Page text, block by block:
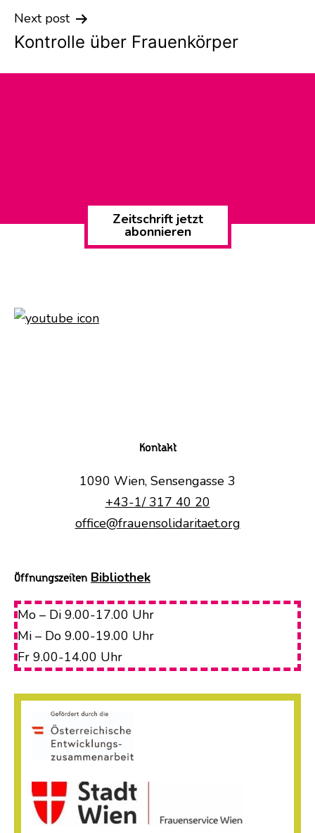
Next post
Kontrolle über Frauenkörper
Zeitschrift jetzt
abonnieren
Kontakt
1090 Wien, Sensengasse 3
+43-1/ 317 40 20
office@frauensolidaritaet.org
Öffnungszeiten Bibliothek
Mo – Di 9.00-17.00 Uhr
Mi – Do 9.00-19.00 Uhr
Fr 9.00-14.00 Uhr